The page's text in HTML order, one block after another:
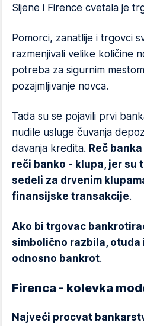
Sijene i Firence cvetala je
Pomorci, zanatlije i trgovci
razmenjivali velike količine
potreba za sigurnim
pozajmljivanje novca.
Tada su se pojavili prvi
nudile usluge čuvanja
davanja kredita. Reč
reči banko - klupa, jer su
sedeli za drvenim
finansijske transakcije.
Ako bi trgovac
simbolično razbila,
odnosno bankrot.
Firenca - kolevka
Najveći procvat